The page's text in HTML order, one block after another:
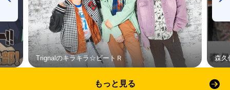
Trignalのキラキラ☆ビートＲ 森久
もっと見る